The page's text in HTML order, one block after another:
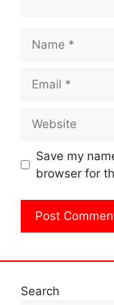
Save my
browser for
Search